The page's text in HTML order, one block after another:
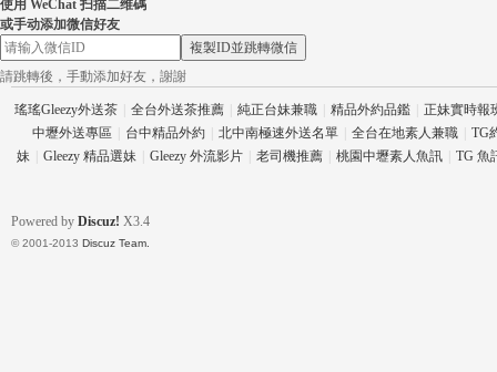
使用 WeChat 扫描二维碼
或手动添加微信好友
複製ID並跳轉微信
請跳轉後，手動添加好友，謝謝
瑤瑤Gleezy外送茶 全台外送茶推薦 純正台妹兼職 精品外約品鑑
正妹實時報
中壢外送專區
台中精品外約 北中南極速外送名單 全台在地素人兼職
TG
妹
Gleezy 精品選妹 Gleezy 外流影片 老司機推薦 桃園中壢素人魚訊 TG 魚
Powered by Discuz! X3.4
© 2001-2013 Discuz Team.